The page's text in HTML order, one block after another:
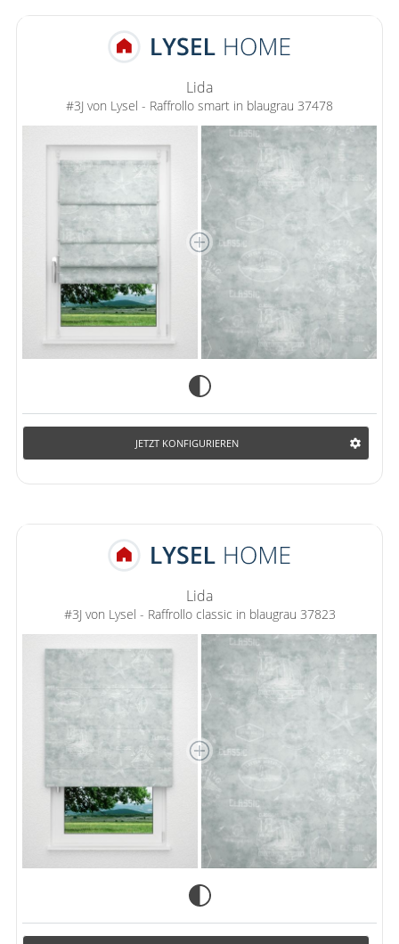
Lida
#3J von Lysel - Raffrollo smart in blaugrau 37478
JETZT KONFIGURIEREN
Lida
#3J von Lysel - Raffrollo classic in blaugrau 37823